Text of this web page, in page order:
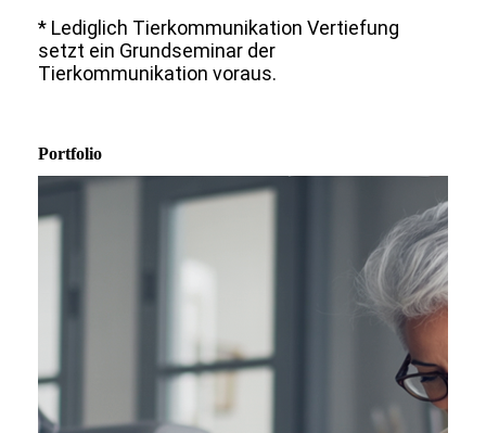
* Lediglich Tierkommunikation Vertiefung
setzt ein Grundseminar der
Tierkommunikation voraus.
Portfolio